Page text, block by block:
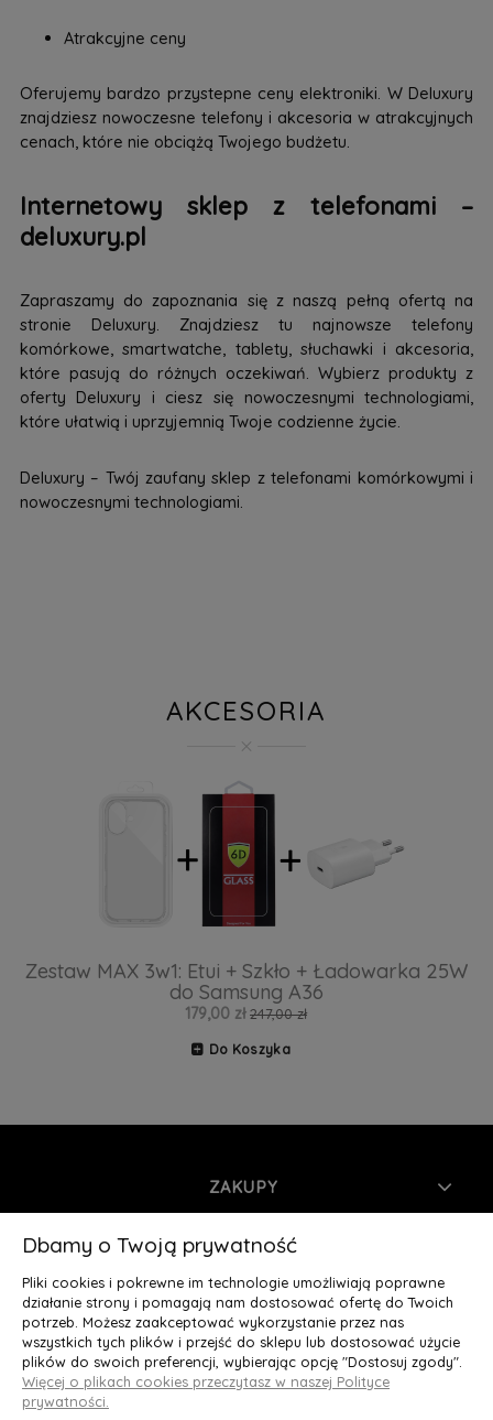
Atrakcyjne ceny
Oferujemy bardzo przystepne ceny elektroniki. W Deluxury
znajdziesz nowoczesne telefony i akcesoria w atrakcyjnych
cenach, które nie obciążą Twojego budżetu.
Internetowy sklep z telefonami –
deluxury.pl
Zapraszamy do zapoznania się z naszą pełną ofertą na
stronie Deluxury. Znajdziesz tu najnowsze telefony
komórkowe, smartwatche, tablety, słuchawki i akcesoria,
które pasują do różnych oczekiwań. Wybierz produkty z
oferty Deluxury i ciesz się nowoczesnymi technologiami,
które ułatwią i uprzyjemnią Twoje codzienne życie.
Deluxury – Twój zaufany sklep z telefonami komórkowymi i
nowoczesnymi technologiami.
AKCESORIA
Zestaw MAX 3w1: Etui + Szkło + Ładowarka 25W
do Samsung A36
179,00 zł 247,00 zł
Do Koszyka
ZAKUPY
INFORMACJE
MOJE KONTO
O NAS
Deluxury.pl
Dbamy o Twoją prywatność
Pliki cookies i pokrewne im technologie umożliwiają poprawne
działanie strony i pomagają nam dostosować ofertę do Twoich
potrzeb. Możesz zaakceptować wykorzystanie przez nas
wszystkich tych plików i przejść do sklepu lub dostosować użycie
plików do swoich preferencji, wybierając opcję "Dostosuj zgody".
Więcej o plikach cookies przeczytasz w naszej Polityce
prywatności.